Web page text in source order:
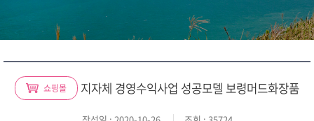
쇼핑몰 지자체 경영수익사업 성공모델 보령머드화장품